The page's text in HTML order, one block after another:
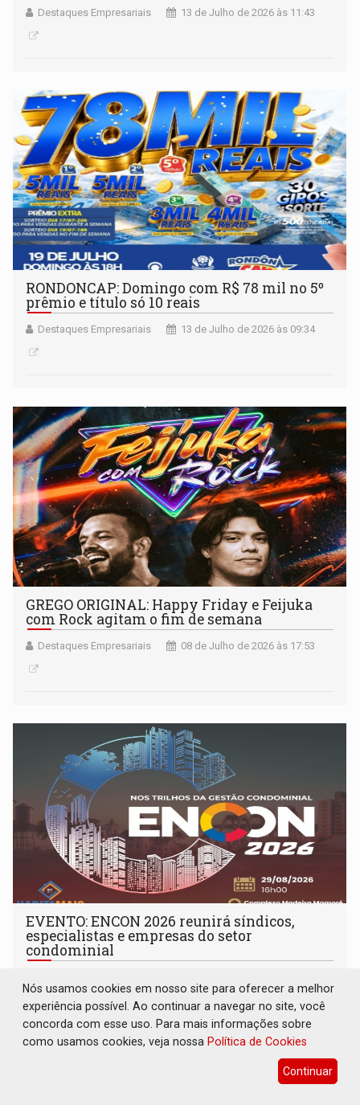
Destaques Empresariais 13 de Julho de 2026 às 11:43
RONDONCAP: Domingo com R$ 78 mil no 5º
prêmio e título só 10 reais
Destaques Empresariais 13 de Julho de 2026 às 09:34
GREGO ORIGINAL: Happy Friday e Feijuka
com Rock agitam o fim de semana
Destaques Empresariais 08 de Julho de 2026 às 17:53
EVENTO: ENCON 2026 reunirá síndicos,
especialistas e empresas do setor
condominial
Nós usamos cookies em nosso site para oferecer a melhor
experiência possível. Ao continuar a navegar no site, você
concorda com esse uso. Para mais informações sobre
como usamos cookies, veja nossa Política de Cookies
Continuar